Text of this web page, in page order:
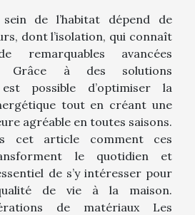
de l’habitat dépend de
dont l’isolation, qui connaît
remarquables avancées
Grâce à des solutions
possible d’optimiser la
tout en créant une
agréable en toutes saisons.
cet article comment ces
le quotidien et
de s’y intéresser pour
de vie à la maison.
de matériaux Les